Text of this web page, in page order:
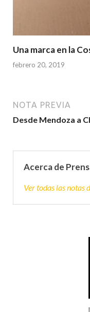
Una marca en la
febrero 20, 2019
NOTA PREVIA
Desde Mendoza a
Acerca de
Ver todas las notas